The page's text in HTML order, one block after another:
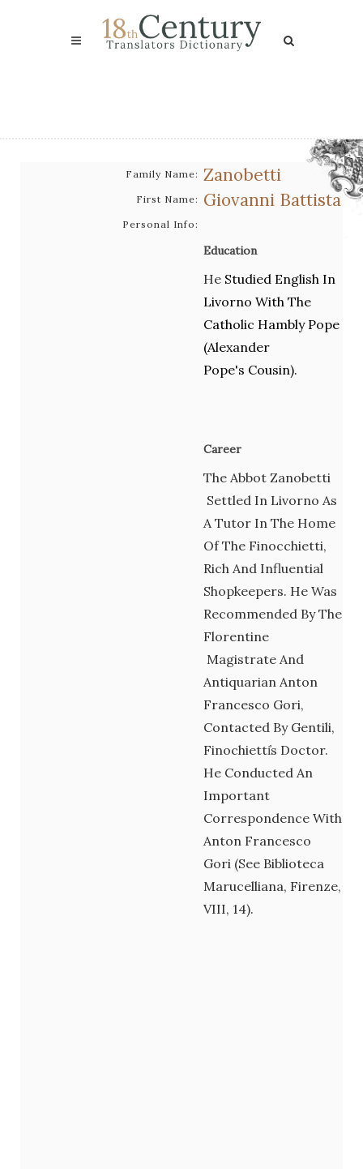
Family Name: Zanobetti
First Name: Giovanni Battista
Personal Info:
Education
He Studied English In
Livorno With The
Catholic Hambly Pope
(Alexander
Pope's Cousin).
Career
The Abbot Zanobetti
Settled In Livorno As
A Tutor In The Home
Of The Finocchietti,
Rich And Influential
Shopkeepers. He Was
Recommended By The
Florentine
Magistrate And
Antiquarian Anton
Francesco Gori,
Contacted By Gentili,
Finochietti̓s Doctor.
He Conducted An
Important
Correspondence With
Anton Francesco
Gori (see Biblioteca
Marucelliana, Firenze,
VIII, 14).